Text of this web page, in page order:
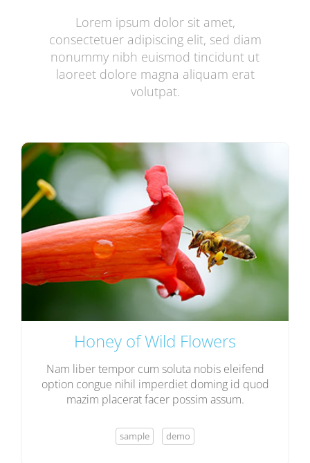
Lorem ipsum dolor sit amet,
consectetuer adipiscing elit, sed diam
nonummy nibh euismod tincidunt ut
laoreet dolore magna aliquam erat
volutpat.
Honey of Wild Flowers
Nam liber tempor cum soluta nobis eleifend
option congue nihil imperdiet doming id quod
mazim placerat facer possim assum.
sample demo